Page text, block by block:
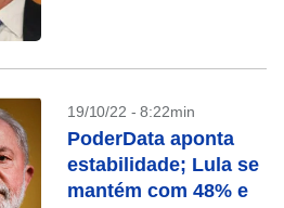
19/10/22 - 8:22min
PoderData aponta
estabilidade; Lula se
mantém com 48% e